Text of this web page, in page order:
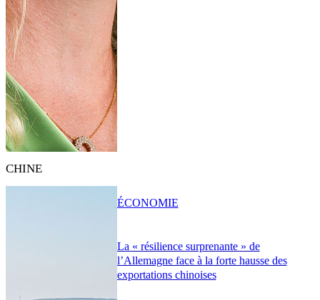
CHINE
La « résilience surprenante » de
l’Allemagne face à la forte hausse des
exportations chinoises
ÉCONOMIE